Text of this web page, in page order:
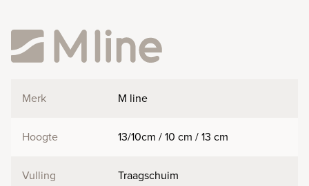
Merk M line
Hoogte 13/10cm / 10 cm / 13 cm
Vulling Traagschuim